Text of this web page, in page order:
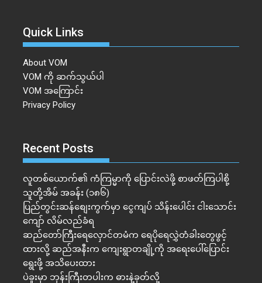
Quick Links
About VOM
VOM ကို ဆက်သွယ်ပါ
VOM အကြောင်း
Privacy Policy
Recent Posts
လူတစ်ယောက်၏ ကံကြမ္မာကို ပြောင်းလဲဖို့ စာဖတ်ကြပါစို့
သူတို့အိမ် အခန်း (၁၈၆)
ပြည်တွင်းဆန်စျေးကွက်မှာ ငွေကျပ် သိန်းပေါင်း ငါး​သောင်း
ကျော် လိမ်လည်ခံရ
ဆည်တော်ကြီးရေလှောင်တမံက ရေပိုရေလွှဲတံခါးတွေဖွင့်
ထားလို့ ဆည်အနီးက ကျေးရွာတချို့ကို အရေးပေါ်ပြောင်း
ရွေးဖို့ အသိပေးထား
ပဲခူးမှာ ဘုန်းကြီးတပါးက ဓားနဲ့ခုတ်လို့